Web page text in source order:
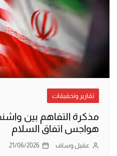
تقارير وتحقيقات
مذكرة التفاهم بين
هواجس اتفاق السلام
عقيل وساف 21/06/2026